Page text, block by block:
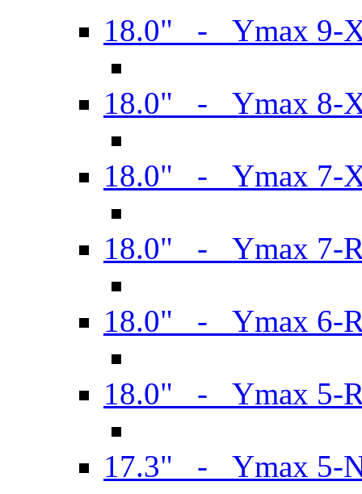
18.0" - Ymax 9-
18.0" - Ymax 8-
18.0" - Ymax 7-
18.0" - Ymax 7-
18.0" - Ymax 6-
18.0" - Ymax 5-
17.3" - Ymax 5-